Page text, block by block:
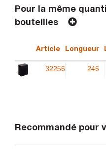
Pour la même
bouteilles
Article Longueur
32256 246
Recommandé pour